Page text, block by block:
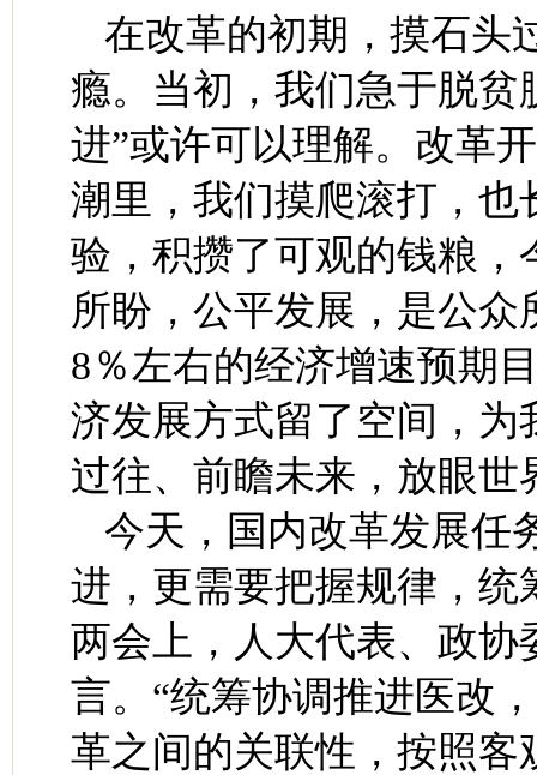
在改革的初期，摸石头
瘾。当初，我们急于脱贫
进”或许可以理解。改革
潮里，我们摸爬滚打，
验，积攒了可观的钱粮
所盼，公平发展，是公
8％左右的经济增速预期
济发展方式留了空间，
过往、前瞻未来，放眼世
今天，国内改革发展任
进，更需要把握规律，
两会上，人大代表、政
言。“统筹协调推进医改
革之间的关联性，按照客